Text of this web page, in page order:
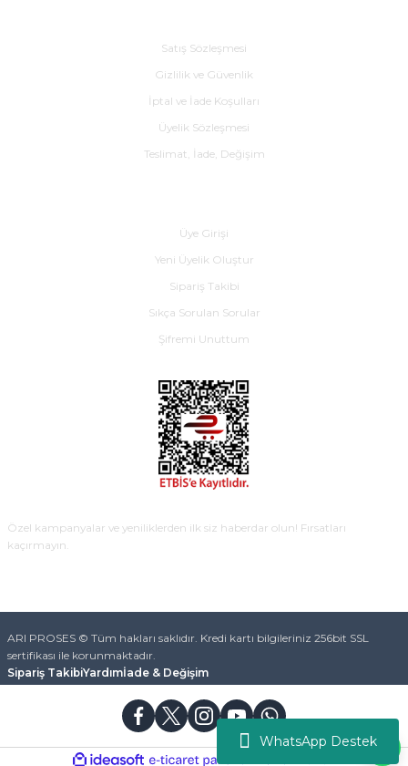
WhatsApp Destek
Satış Sözleşmesi
Gizlilik ve Güvenlik
İptal ve İade Koşulları
Üyelik Sözleşmesi
Teslimat, İade, Değişim
Üye Girişi
Yeni Üyelik Oluştur
Sipariş Takibi
Sıkça Sorulan Sorular
Şifremi Unuttum
Özel kampanyalar ve yeniliklerden ilk siz haberdar olun! Fırsatları
kaçırmayın.
ARI PROSES © Tüm hakları saklıdır. Kredi kartı bilgileriniz 256bit SSL
sertifikası ile korunmaktadır.
Sipariş TakibiYardımİade & Değişim
ideasoft